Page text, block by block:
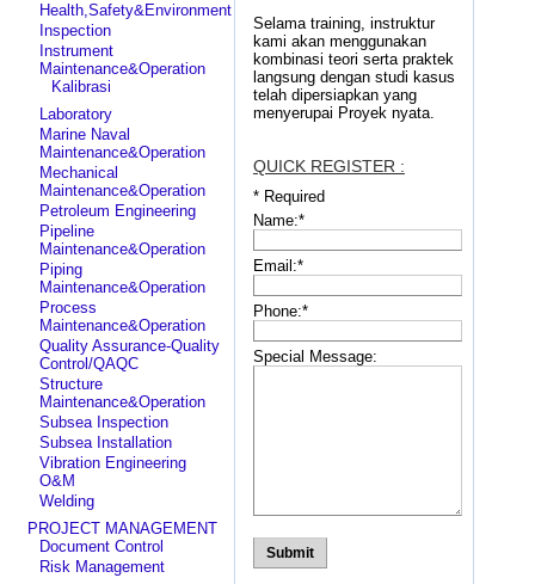
Health,Safety&Environment
Inspection
Instrument
Maintenance&Operation
Kalibrasi
Laboratory
Marine Naval
Maintenance&Operation
Mechanical
Maintenance&Operation
Petroleum Engineering
Pipeline
Maintenance&Operation
Piping
Maintenance&Operation
Process
Maintenance&Operation
Quality Assurance-Quality
Control/QAQC
Structure
Maintenance&Operation
Subsea Inspection
Subsea Installation
Vibration Engineering
O&M
Welding
PROJECT MANAGEMENT
Document Control
Risk Management
Selama training, instruktur
kami akan menggunakan
kombinasi teori serta praktek
langsung dengan studi kasus
telah dipersiapkan yang
menyerupai Proyek nyata.
QUICK REGISTER :
* Required
Name:*
Email:*
Phone:*
Special Message: